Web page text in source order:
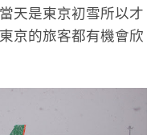
天是東京初雪所以才
京的旅客都有機會欣